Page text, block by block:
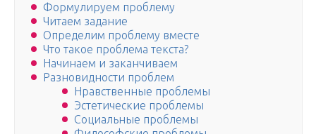
Формулируем проблему
Читаем задание
Определим проблему вместе
Что такое проблема текста?
Начинаем и заканчиваем
Разновидности проблем
Нравственные проблемы
Эстетические проблемы
Социальные проблемы